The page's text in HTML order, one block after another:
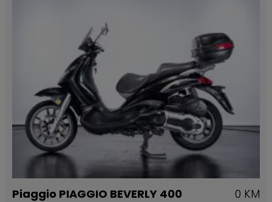
Piaggio PIAGGIO BEVERLY 400 0 KM